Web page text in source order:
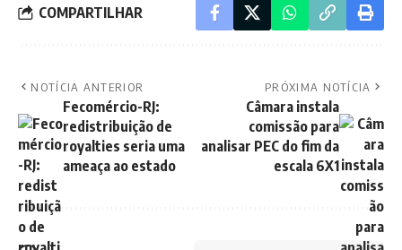
COMPARTILHAR
NOTÍCIA ANTERIOR
Fecomércio-RJ:
redistribuição de
royalties seria uma
ameaça ao estado
PRÓXIMA NOTÍCIA
Câmara instala
comissão para
analisar PEC do fim da
escala 6X1